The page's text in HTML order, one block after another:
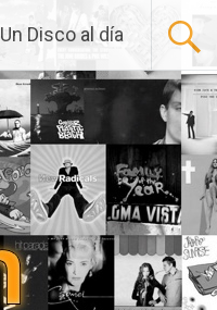
Un Disco al día